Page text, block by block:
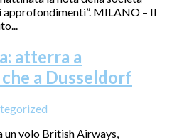
MILANO – Il
atterra a
a Dusseldorf
un volo British Airways,